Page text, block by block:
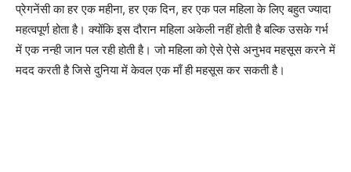
प्रेगनेंसी का हर एक महीना, हर एक दिन, हर एक पल महिला के लिए बहुत ज्यादा
महत्वपूर्ण होता है। क्योंकि इस दौरान महिला अकेली नहीं होती है बल्कि उसके गर्भ
में एक नन्ही जान पल रही होती है। जो महिला को ऐसे ऐसे अनुभव महसूस करने में
मदद करती है जिसे दुनिया में केवल एक माँ ही महसूस कर सकती है।